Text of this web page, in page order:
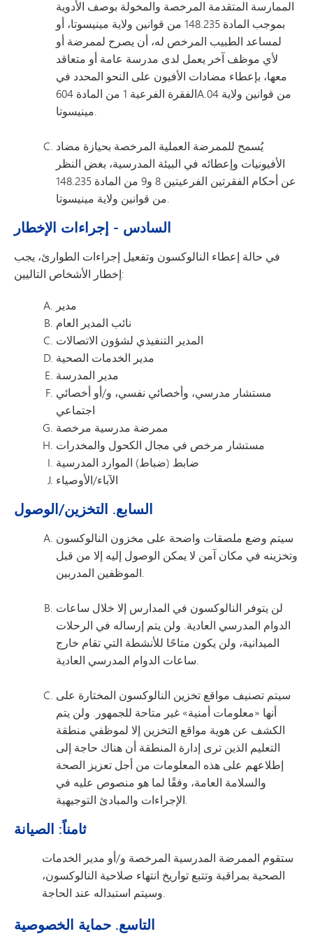
الممارسة المتقدمة المرخصة والمخولة بوصف الأدوية
بموجب المادة 148.235 من قوانين ولاية مينيسوتا، أو
لمساعد الطبيب المرخص له، أن يصرح لممرضة أو
لأي موظف آخر يعمل لدى مدرسة عامة أو متعاقد
معها، بإعطاء مضادات الأفيون على النحو المحدد في
الفقرة الفرعية 1 من المادة 604A.04 من قوانين ولاية
مينيسوتا.
يُسمح للممرضة العملية المرخصة بحيازة مضاد
الأفيونيات وإعطائه في البيئة المدرسية، بغض النظر
عن أحكام الفقرتين الفرعيتين 8 و9 من المادة 148.235
من قوانين ولاية مينيسوتا.
السادس - إجراءات الإخطار
في حالة إعطاء النالوكسون وتفعيل إجراءات الطوارئ، يجب
إخطار الأشخاص التاليين:
مدير
نائب المدير العام
المدير التنفيذي لشؤون الاتصالات
مدير الخدمات الصحية
مدير المدرسة
مستشار مدرسي، وأخصائي نفسي، و/أو أخصائي
اجتماعي
ممرضة مدرسية مرخصة
مستشار مرخص في مجال الكحول والمخدرات
ضابط (ضباط) الموارد المدرسية
الآباء/الأوصياء
السابع. التخزين/الوصول
سيتم وضع ملصقات واضحة على مخزون النالوكسون
وتخزينه في مكان آمن لا يمكن الوصول إليه إلا من قبل
الموظفين المدربين.
لن يتوفر النالوكسون في المدارس إلا خلال ساعات
الدوام المدرسي العادية. ولن يتم إرساله في الرحلات
الميدانية، ولن يكون متاحًا للأنشطة التي تقام خارج
ساعات الدوام المدرسي العادية.
سيتم تصنيف مواقع تخزين النالوكسون المختارة على
أنها «معلومات أمنية» غير متاحة للجمهور. ولن يتم
الكشف عن هوية مواقع التخزين إلا لموظفي منطقة
التعليم الذين ترى إدارة المنطقة أن هناك حاجة إلى
إطلاعهم على هذه المعلومات من أجل تعزيز الصحة
والسلامة العامة، وفقًا لما هو منصوص عليه في
الإجراءات والمبادئ التوجيهية.
ثامناً: الصيانة
ستقوم الممرضة المدرسية المرخصة و/أو مدير الخدمات
الصحية بمراقبة وتتبع تواريخ انتهاء صلاحية النالوكسون،
وسيتم استبداله عند الحاجة.
التاسع. حماية الخصوصية